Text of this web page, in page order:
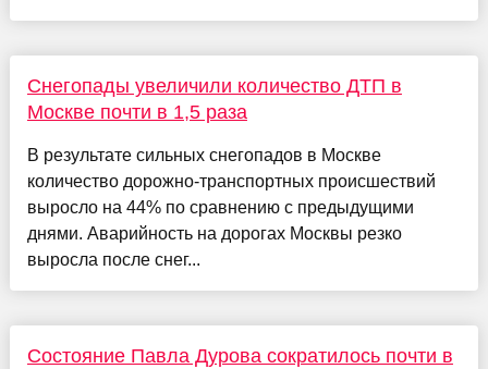
Снегопады увеличили количество ДТП в
Москве почти в 1,5 раза
В результате сильных снегопадов в Москве
количество дорожно-транспортных происшествий
выросло на 44% по сравнению с предыдущими
днями. Аварийность на дорогах Москвы резко
выросла после снег...
Состояние Павла Дурова сократилось почти в